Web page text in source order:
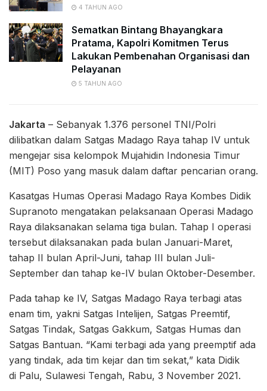
4 TAHUN AGO
Sematkan Bintang Bhayangkara
Pratama, Kapolri Komitmen Terus
Lakukan Pembenahan Organisasi dan
Pelayanan
5 TAHUN AGO
Jakarta – Sebanyak 1.376 personel TNI/Polri
dilibatkan dalam Satgas Madago Raya tahap IV untuk
mengejar sisa kelompok Mujahidin Indonesia Timur
(MIT) Poso yang masuk dalam daftar pencarian orang.
Kasatgas Humas Operasi Madago Raya Kombes Didik
Supranoto mengatakan pelaksanaan Operasi Madago
Raya dilaksanakan selama tiga bulan. Tahap I operasi
tersebut dilaksanakan pada bulan Januari-Maret,
tahap II bulan April-Juni, tahap III bulan Juli-
September dan tahap ke-IV bulan Oktober-Desember.
Pada tahap ke IV, Satgas Madago Raya terbagi atas
enam tim, yakni Satgas Intelijen, Satgas Preemtif,
Satgas Tindak, Satgas Gakkum, Satgas Humas dan
Satgas Bantuan. “Kami terbagi ada yang preemptif ada
yang tindak, ada tim kejar dan tim sekat,” kata Didik
di Palu, Sulawesi Tengah, Rabu, 3 November 2021.